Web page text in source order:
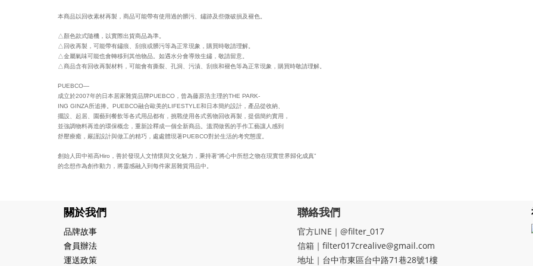
本商品以回收素材再製，商品可能帶有使用過的髒污、鏽跡及些微破損及褪色。
△顏色款式隨機，以實際出貨商品為準。
△回收再製，可能帶有鏽痕、刮痕或髒污等為正常現象，購買時敬請理解。
△金屬氣味可能也會轉移到其他物品。如遇水分會導致生鏽，敬請留意。
△商品含有回收再製材料，可能會有撕裂、孔洞、污漬、刮痕和褪色等為正常現象，購買時敬請理解。
PUEBCO—
成立於2007年的日本居家雜貨品牌PUEBCO，曾為藤原浩主理的THE PARK-
ING GINZA所追捧。PUEBCO融合歐美的LIFESTYLE和日本簡約設計，產品從收納、
擺設、起居、園藝到餐飲等各式用品都有，挑戰使用各式舊物回收再製，提倡簡約實用，
並強調物料再造的環保概念，重新詮釋成一個全新商品。溫潤做舊的手作工藝讓人感到
舒壓療癒，嚴謹設計與做工的精巧，處處體現著PUEBCO對於生活的考究態度。
創始人田中裕高Hiro，善於發現人文情懷與文化魅力，秉持著“將心中所想之物在現實世界歸化成真”
的念想作為創作動力，將靈感融入到每件家居雜貨用品中。
關於我們
品牌故事
會員辦法
運送政策
聯絡我們
官方LINE｜@filter_017
信箱｜filter017crealive@gmail.com
地址｜​台中市東區台中路71巷28號1樓